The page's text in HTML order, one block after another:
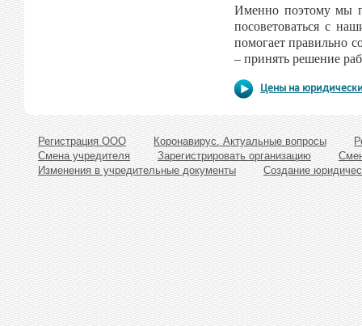
Именно поэтому мы
посоветоваться с
помогает правильно
– принять решение
Цены на
Регистрация ООО Коронавирус. Актуальные вопросы
Смена учредителя
Зарегистрировать организацию
Изменения в учредительные документы
Создание